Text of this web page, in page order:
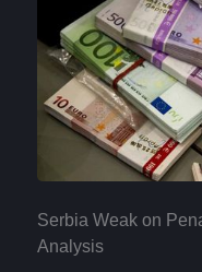
Serbia Weak on
Analysis